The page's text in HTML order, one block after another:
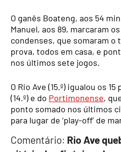
O ganês Boateng, aos 54
Manuel, aos 89, marcaram
condenses, que somaram
prova, todos em casa, e
nos últimos sete jogos.
O Rio Ave (15.º) igualou os
(14.º) e do Portimonense,
ponto somado nos últimos
para lugar de ‘play-off’ de
Comentário: Rio Ave